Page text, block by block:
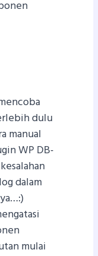
dulu
manual
WP DB-
dalam
mulai